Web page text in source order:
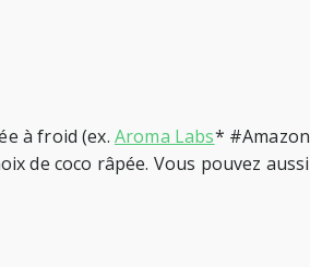
à froid (ex. Aroma Labs*
de coco râpée. Vous pouvez